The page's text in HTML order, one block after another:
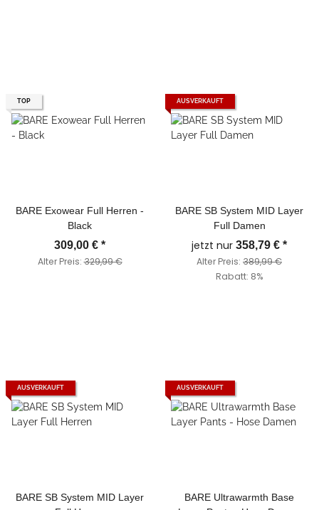
TOP
BARE Exowear Full Herren -
Black
309,00 € *
Alter Preis:329,99 €
AUSVERKAUFT
BARE SB System MID Layer
Full Damen
jetzt nur 358,79 € *
Alter Preis: 389,99 €
Rabatt: 8%
AUSVERKAUFT
BARE SB System MID Layer
AUSVERKAUFT
BARE Ultrawarmth Base